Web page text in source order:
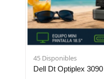
45 Disponibles